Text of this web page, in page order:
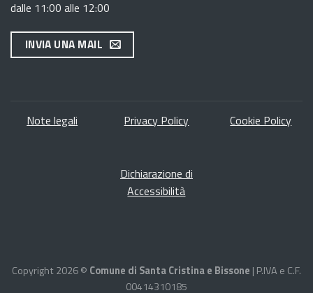
dalle 11:00 alle 12:00
INVIA UNA MAIL
Note legali Privacy Policy Cookie Policy
Dichiarazione di
Accessibilità
Copyright 2026 © Comune di Santa Cristina e Bissone | P.IVA e C.F.
00414310185